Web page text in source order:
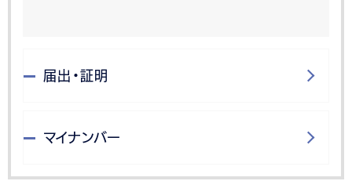
届出・証明
マイナンバー